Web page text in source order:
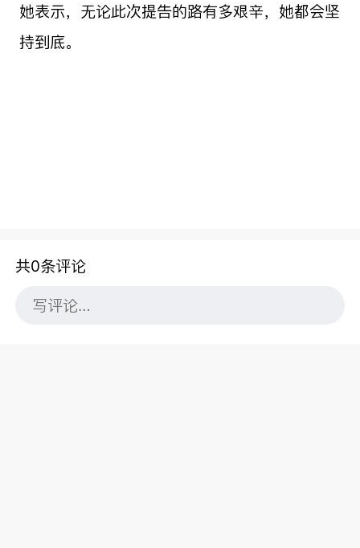
她表示，无论此次提告的路有多艰辛，她都会坚
持到底。
共0条评论